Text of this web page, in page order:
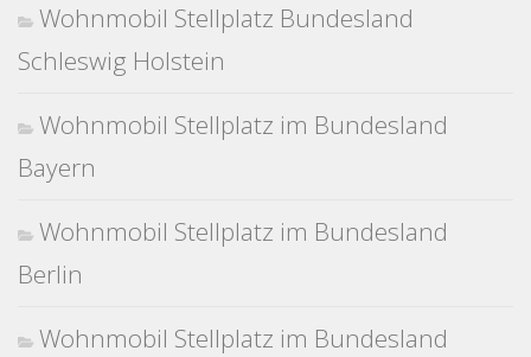
Wohnmobil Stellplatz Bundesland
Schleswig Holstein
Wohnmobil Stellplatz im Bundesland
Bayern
Wohnmobil Stellplatz im Bundesland
Berlin
Wohnmobil Stellplatz im Bundesland